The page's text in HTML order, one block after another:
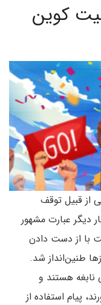
کوین
از قبیل توقف
دیگر عبارت مشهور
با از دست دادن
طنین‌انداز شد.
نابغه هستند و
پیام استفاده از